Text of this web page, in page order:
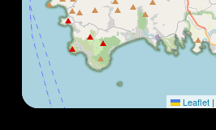
Leaflet |